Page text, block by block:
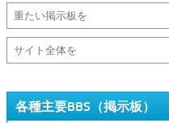
各種主要BBS（掲示板）